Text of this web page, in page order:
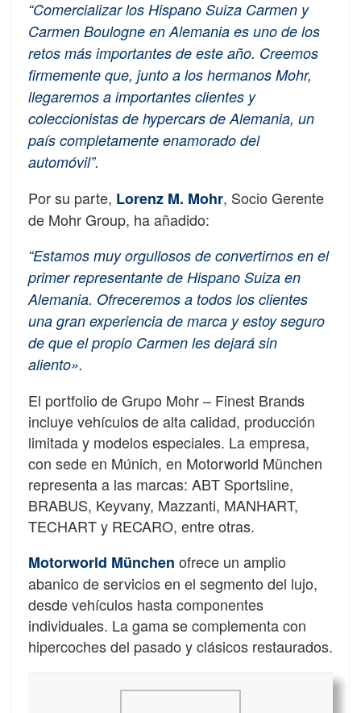
“Comercializar los Hispano Suiza Carmen y
Carmen Boulogne en Alemania es uno de los
retos más importantes de este año. Creemos
firmemente que, junto a los hermanos Mohr,
llegaremos a importantes clientes y
coleccionistas de hypercars de Alemania, un
país completamente enamorado del
automóvil”.
Por su parte, Lorenz M. Mohr, Socio Gerente
de Mohr Group, ha añadido:
“Estamos muy orgullosos de convertirnos en el
primer representante de Hispano Suiza en
Alemania. Ofreceremos a todos los clientes
una gran experiencia de marca y estoy seguro
de que el propio Carmen les dejará sin
aliento».
El portfolio de Grupo Mohr – Finest Brands
incluye vehículos de alta calidad, producción
limitada y modelos especiales. La empresa,
con sede en Múnich, en Motorworld München
representa a las marcas: ABT Sportsline,
BRABUS, Keyvany, Mazzanti, MANHART,
TECHART y RECARO, entre otras.
Motorworld München ofrece un amplio
abanico de servicios en el segmento del lujo,
desde vehículos hasta componentes
individuales. La gama se complementa con
hipercoches del pasado y clásicos restaurados.